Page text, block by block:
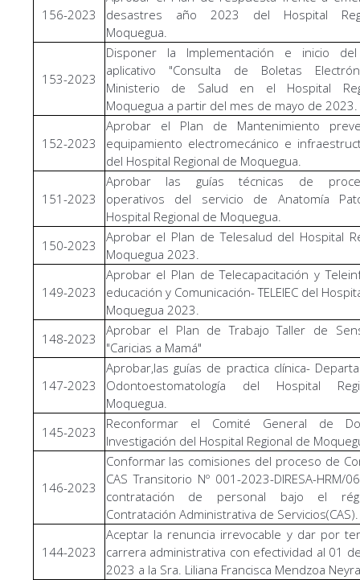
156-2023
desastres año 2023 del Hospital
Moquegua.
153-2023
Disponer la Implementación e inicio
aplicativo "Consulta de Boletas
Ministerio de Salud en el Hospital
Moquegua a partir del mes de mayo de 2023.
152-2023
Aprobar el Plan de Mantenimiento
equipamiento electromecánico e
del Hospital Regional de Moquegua.
151-2023
Aprobar las guías técnicas de
operativos del servicio de Anatomía
Hospital Regional de Moquegua.
150-2023
Aprobar el Plan de Telesalud del Hospital
Moquegua 2023.
149-2023
Aprobar el Plan de Telecapacitación y
educación y Comunicación- TELEIEC del
Moquegua 2023.
148-2023
Aprobar el Plan de Trabajo Taller de
"Caricias a Mamá"
147-2023
Aprobar,las guías de practica clínica-
Odontoestomatología del Hospital
Moquegua.
145-2023
Reconformar el Comité General de
Investigación del Hospital Regional de
146-2023
Conformar las comisiones del proceso de
CAS Transitorio Nº 001-2023-DIRESA-HRM/
contratación de personal bajo el
Contratación Administrativa de Servicios(CAS).
144-2023
Aceptar la renuncia irrevocable y dar por
carrera administrativa con efectividad al 01
2023 a la Sra. Liliana Francisca Mendzoa